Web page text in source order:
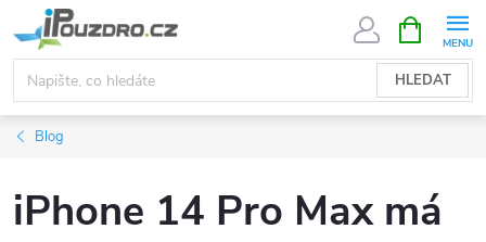
na
obsah
HLEDAT
NÁKUPNÍ
KOŠÍK
Blog
iPhone 14 Pro Max má